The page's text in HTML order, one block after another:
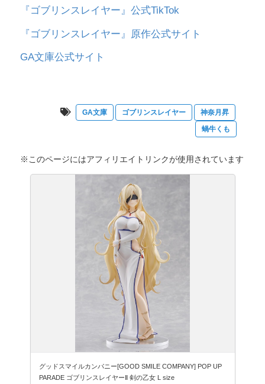
『ゴブリンスレイヤー』公式TikTok
『ゴブリンスレイヤー』原作公式サイト
GA文庫公式サイト
GA文庫 ゴブリンスレイヤー
神奈月昇
蝸牛くも
※このページにはアフィリエイトリンクが使用されています
グッドスマイルカンパニー[GOOD SMILE COMPANY] POP UP
PARADE ゴブリンスレイヤーⅡ 剣の乙女 L size